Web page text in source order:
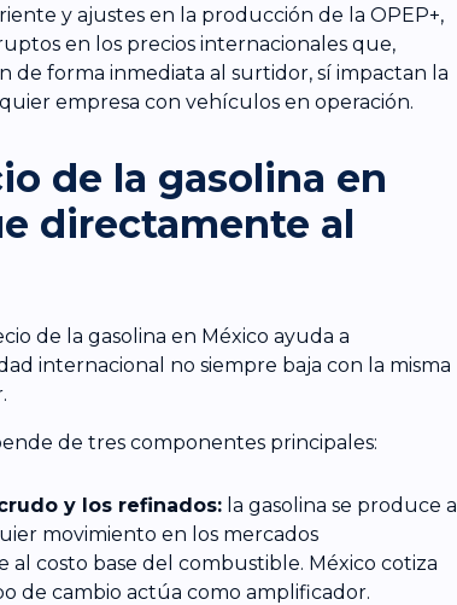
y ajustes en la producción de la OPEP+,
en los precios internacionales que,
de forma inmediata al surtidor, sí impactan la
empresa con vehículos en operación.
de la gasolina en
directamente al
de la gasolina en México ayuda a
internacional no siempre baja con la misma
de tres componentes principales:
y los refinados:la gasolina se produce a
movimiento en los mercados
al costo base del combustible. México cotiza
de cambio actúa como amplificador.